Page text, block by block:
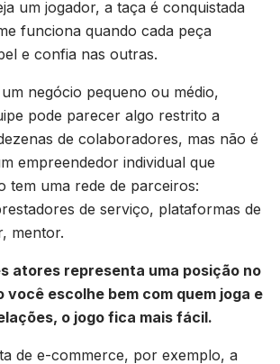
um jogador, a taça é conquistada
funciona quando cada peça
e confia nas outras.
negócio pequeno ou médio,
pode parecer algo restrito a
de colaboradores, mas não é
empreendedor individual que
tem uma rede de parceiros:
de serviço, plataformas de
mentor.
atores representa uma posição no
você escolhe bem com quem joga e
o jogo fica mais fácil.
de e-commerce, por exemplo, a